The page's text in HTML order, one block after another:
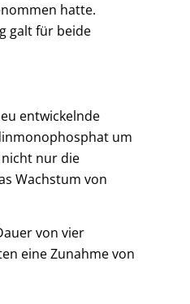
hatte.
galt für beide
entwickelnde
um
nur die
Wachstum von
von vier
eine Zunahme von